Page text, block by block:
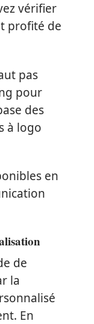
vérifier
profité de
pas
pour
des
à logo
de
la
En